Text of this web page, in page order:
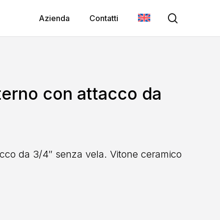
Azienda Contatti
con attacco da
da 3/4″ senza vela. Vitone ceramico